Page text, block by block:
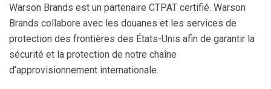
Warson Brands est un partenaire CTPAT certifié. Warson
Brands collabore avec les douanes et les services de
protection des frontières des États-Unis afin de garantir la
sécurité et la protection de notre chaîne
d’approvisionnement internationale.